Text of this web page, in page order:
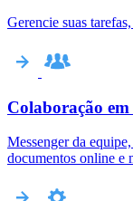
Gerencie suas
Colaboração
Messenger da
documentos online e